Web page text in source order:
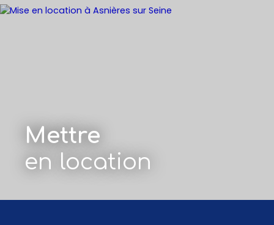
Mettre
en location